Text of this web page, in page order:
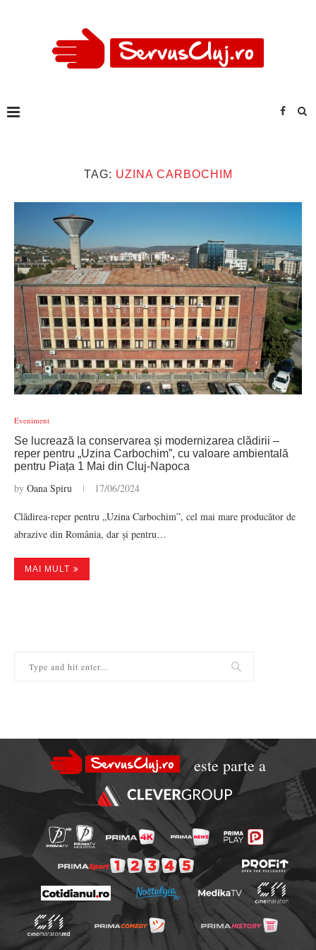
TAG: UZINA CARBOCHIM
Eveniment
Se lucrează la conservarea și modernizarea clădirii –
reper pentru „Uzina Carbochim”, cu valoare ambientală
pentru Piața 1 Mai din Cluj-Napoca
by Oana Spiru 17/06/2024
Clădirea-reper pentru „Uzina Carbochim”, cel mai mare producător de
abrazive din România, dar și pentru…
MAI MULT
este parte a